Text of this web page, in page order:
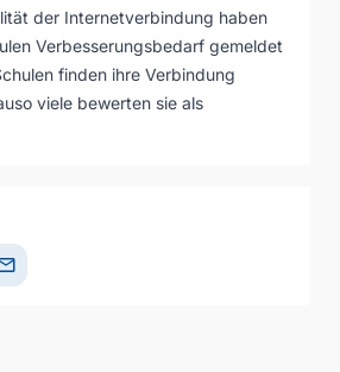
der Internetverbindung haben
Verbesserungsbedarf gemeldet
finden ihre Verbindung
viele bewerten sie als